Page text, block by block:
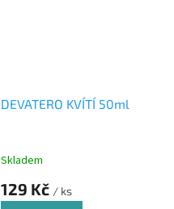
DEVATERO KVÍTÍ 50ml
Skladem
129 Kč / ks